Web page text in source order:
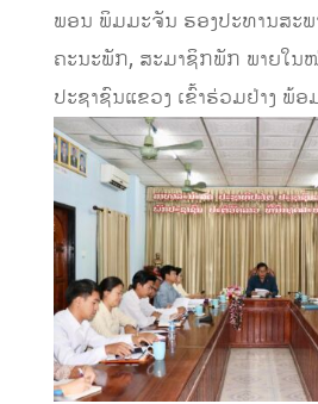
ພອນ ພິມມະຈັນ ຮອງປະທານສະພ
ຄະນະພັກ, ສະມາຊິກພັກ ພາຍໃນ
ປະຊາຊົນແຂວງ ເຂົ້າຮ່ວມຢ່າງ ພ້ອ